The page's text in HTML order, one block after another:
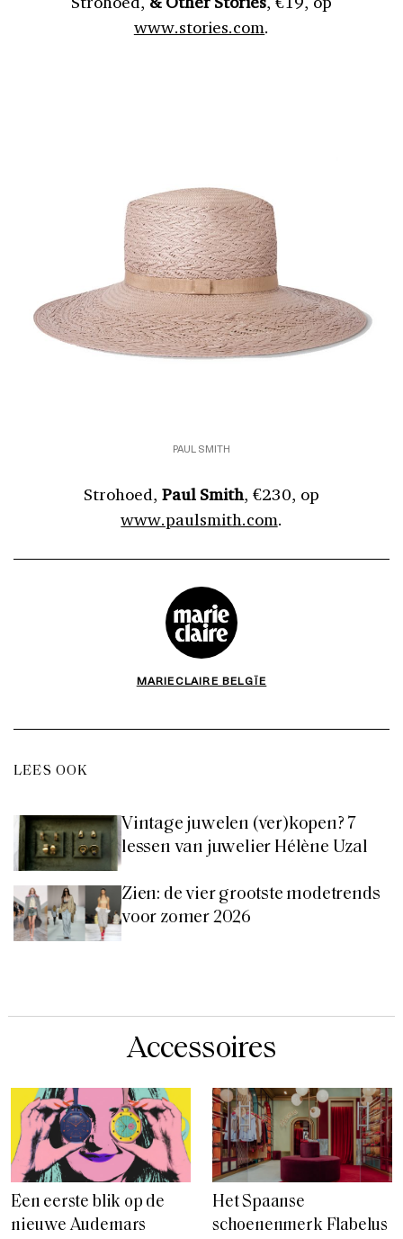
www.stories.com.
PAUL SMITH
Strohoed, Paul Smith, €230, op
www.paulsmith.com.
MARIECLAIRE BELGÏE
LEES OOK
Vintage juwelen (ver)kopen? 7
lessen van juwelier Hélène Uzal
Zien: de vier grootste modetrends
voor zomer 2026
Accessoires
Een eerste blik op de
nieuwe Audemars
Het Spaanse
schoenenmerk Flabelus